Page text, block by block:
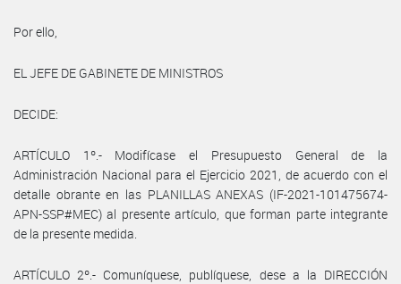
Por ello,
EL JEFE DE GABINETE DE MINISTROS
DECIDE:
ARTÍCULO 1º.- Modifícase el Presupuesto General de la
Administración Nacional para el Ejercicio 2021, de acuerdo con el
detalle obrante en las PLANILLAS ANEXAS (IF-2021-101475674-
APN-SSP#MEC) al presente artículo, que forman parte integrante
de la presente medida.
ARTÍCULO 2º.- Comuníquese, publíquese, dese a la DIRECCIÓN